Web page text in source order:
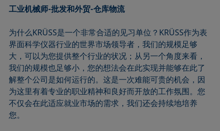
工业机械师-批发和外贸-仓库物流
为什么KRÜSS是一个非常合适的见习单位？KRÜSS作为表
界面科学仪器行业的世界市场领导者，我们的规模足够
大，可以为您提供整个行业的状况；从另一个角度来看，
我们的规模也足够小，您的想法会在此实现并能够在此了
解整个公司是如何运行的。这是一次难能可贵的机会，因
为这里有着专业的职业精神和良好而开放的工作氛围。您
不仅会在此适应就业市场的需求，我们还会持续地培养
您。